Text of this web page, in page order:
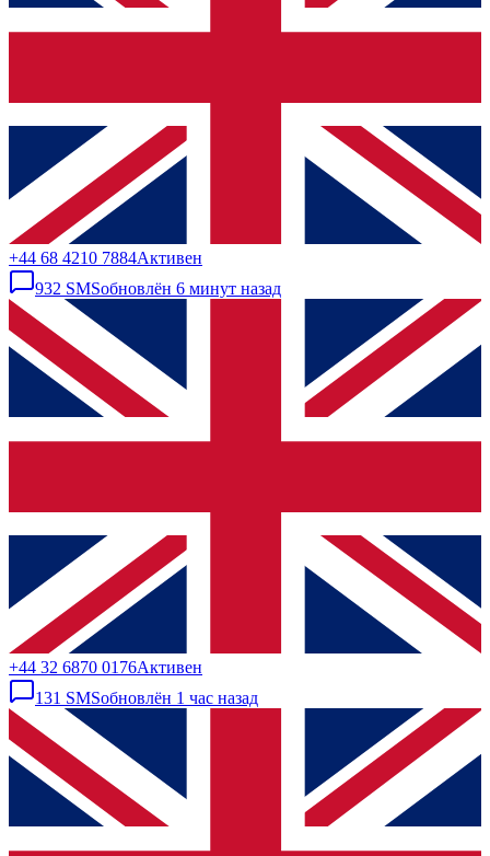
+44 68 4210 7884Активен
932 SMSобновлён 6 минут назад
+44 32 6870 0176Активен
131 SMSобновлён 1 час назад